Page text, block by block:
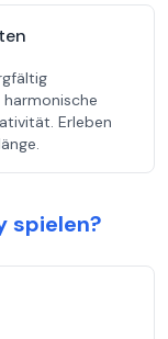
Erleben
spielen?